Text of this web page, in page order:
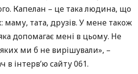
Капелан – це така людина, що
маму, тата, друзів. У мене також
допомагає мені в цьому. Не
ми б не вирішували», –
в інтерв’ю сайту 061.